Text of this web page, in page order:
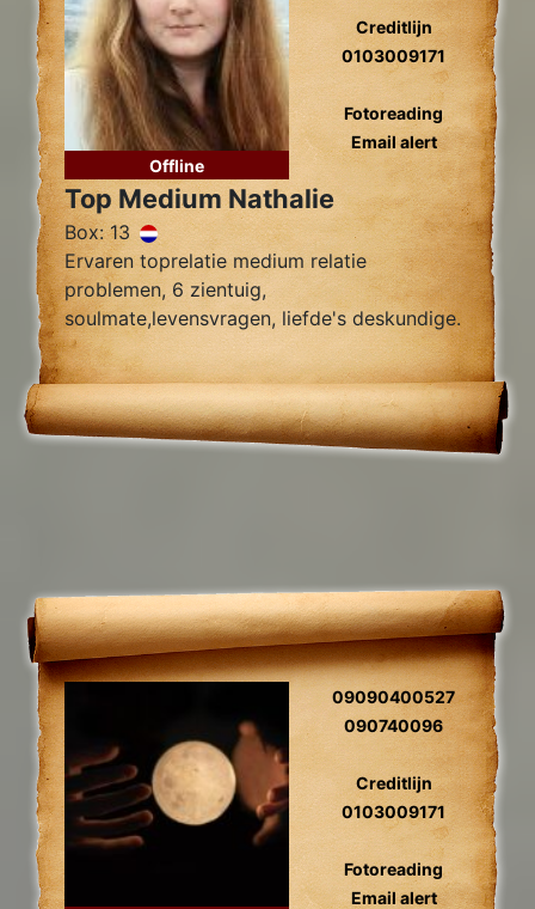
Offline
Creditlijn
0103009171
Fotoreading
Email alert
Top Medium Nathalie
Box: 13
Ervaren toprelatie medium relatie
problemen, 6 zientuig,
soulmate,levensvragen, liefde's deskundige.
09090400527
090740096
Creditlijn
0103009171
Fotoreading
Email alert